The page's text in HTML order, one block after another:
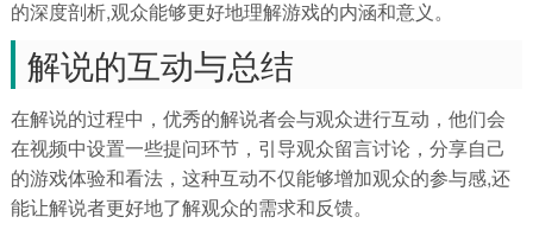
的深度剖析,观众能够更好地理解游戏的内涵和意义。
解说的互动与总结
在解说的过程中，优秀的解说者会与观众进行互动，他们会
在视频中设置一些提问环节，引导观众留言讨论，分享自己
的游戏体验和看法，这种互动不仅能够增加观众的参与感,还
能让解说者更好地了解观众的需求和反馈。